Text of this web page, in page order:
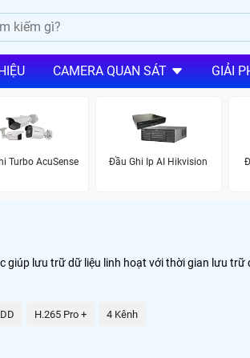
CAMERA QUAN SÁT GIẢI
Turbo AcuSense Đầu Ghi Ip AI Hikvision
giúp lưu trữ dữ liệu linh hoạt với thời gian lưu
H.265 Pro + 4 Kênh